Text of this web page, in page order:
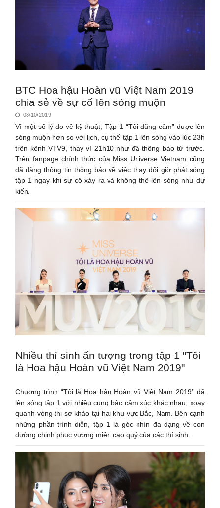
BTC Hoa hậu Hoàn vũ Việt Nam 2019
chia sẻ về sự cố lên sóng muộn
08/10/2019
Vì một số lý do về kỹ thuật, Tập 1 “Tôi dũng cảm” được lên
sóng muộn hơn so với lịch, cụ thể tập 1 lên sóng vào lúc 23h
trên kênh VTV9, thay vì 21h10 như đã thông báo từ trước.
Trên fanpage chính thức của Miss Universe Vietnam cũng
đã đăng thông tin thông báo về việc thay đổi giờ phát sóng
tập 1 ngay khi sự cố xảy ra và không thể lên sóng như dự
kiến.
Nhiều thí sinh ấn tượng trong tập 1 "Tôi
là Hoa hậu Hoàn vũ Việt Nam 2019"
Chương trình “Tôi là Hoa hậu Hoàn vũ Việt Nam 2019” đã
lên sóng tập 1 với nhiều cung bậc cảm xúc khác nhau, xoay
quanh vòng thi sơ khảo tại hai khu vực Bắc, Nam. Bên cạnh
những phần trình diễn, tập 1 là góc nhìn đa dạng về con
đường chinh phục vương miện cao quý của các thí sinh.